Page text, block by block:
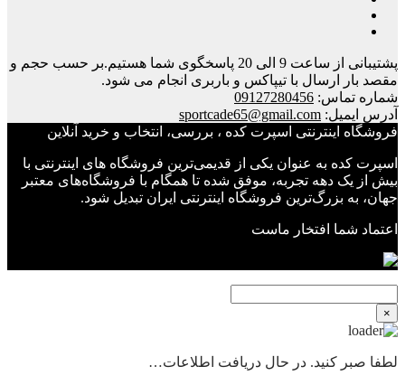
پشتیبانی از ساعت 9 الی 20 پاسخگوی شما هستیم.بر حسب حجم و
مقصد بار ارسال با تيپاكس و باربری انجام می شود.
شماره تماس: 09127280456
آدرس ایمیل: sportcade65@gmail.com
فروشگاه اینترنتی اسپرت کده ، بررسی، انتخاب و خرید آنلاین
اسپرت کده به عنوان یکی از قدیمی‌ترین فروشگاه های اینترنتی با
بیش از یک دهه تجربه، موفق شده تا همگام با فروشگاه‌های معتبر
جهان، به بزرگ‌ترین فروشگاه اینترنتی ایران تبدیل شود.
اعتماد شما افتخار ماست
×
لطفا صبر کنید. در حال دریافت اطلاعات…